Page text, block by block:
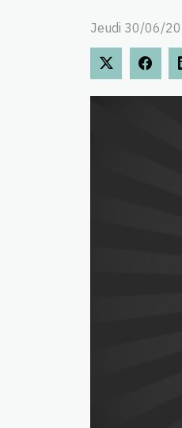
Jeudi 30/06/